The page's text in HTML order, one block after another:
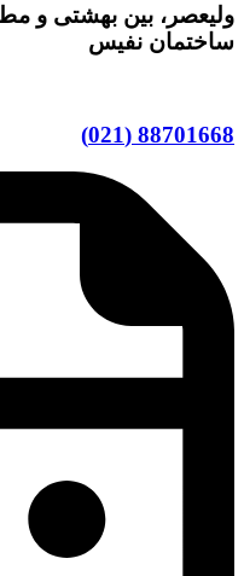
ساختمان نفیس
88701668 (021)